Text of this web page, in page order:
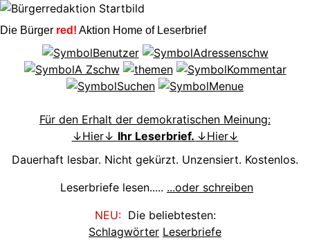
Die Bürger red! Aktion Home of Leserbrief
Für den Erhalt der demokratischen Meinung:
↓Hier↓ Ihr Leserbrief. ↓Hier↓
Dauerhaft lesbar. Nicht gekürzt. Unzensiert. Kostenlos.
Leserbriefe lesen..... ...oder schreiben
NEU:Die beliebtesten:
Schlagwörter Leserbriefe